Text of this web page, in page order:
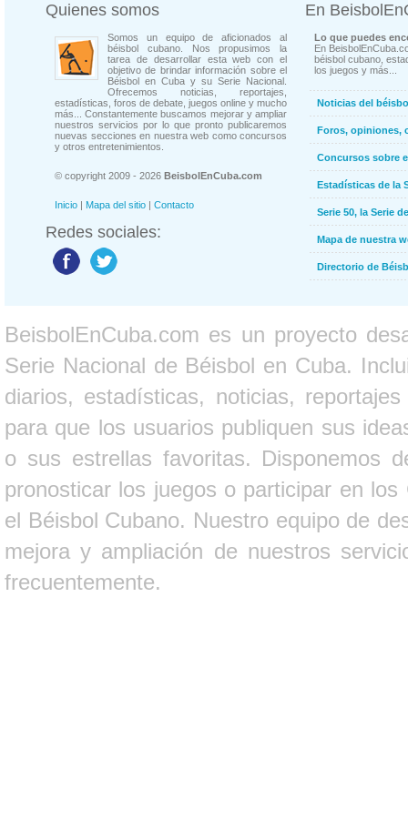
Quienes somos
Somos un equipo de aficionados al
béisbol cubano. Nos propusimos la
tarea de desarrollar esta web con el
objetivo de brindar información sobre el
Béisbol en Cuba y su Serie Nacional.
Ofrecemos noticias, reportajes,
estadísticas, foros de debate, juegos online y mucho
más... Constantemente buscamos mejorar y ampliar
nuestros servicios por lo que pronto publicaremos
nuevas secciones en nuestra web como concursos
y otros entretenimientos.
© copyright 2009 - 2026 BeisbolEnCuba.com
Inicio | Mapa del sitio | Contacto
Redes sociales:
En
Lo que puedes
En
béisbol cubano,
los juegos y más...
Noticias del
Foros, opiniones,
Concursos sobre
Estadísticas de la
Serie 50, la Serie
Mapa de nuestra
Directorio de
BeisbolEnCuba.com es un proyecto
Serie Nacional de Béisbol en Cuba.
diarios, estadísticas, noticias,
para que los usuarios publiquen sus
o sus estrellas favoritas. Disponemos
pronosticar los juegos o participar en
el Béisbol Cubano. Nuestro equipo de
mejora y ampliación de nuestros
frecuentemente.